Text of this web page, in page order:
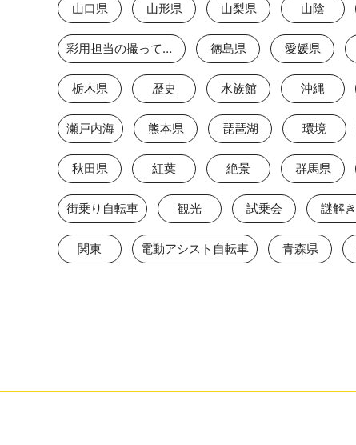
山口県 山形県 山梨県 山陰
彩用担当の撮っておき 徳島県 愛媛県
栃木県 歴史 水族館 沖縄
瀬戸内海 熊本県 琵琶湖 環境
秋田県 紅葉 絶景 群馬県
街乗り自転車 観光 試乗会 謎解き
関東 電動アシスト自転車 青森県